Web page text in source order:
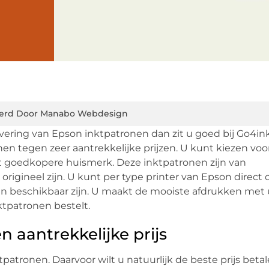
Door Manabo Webdesign
van Epson inktpatronen dan zit u goed bij
tegen zeer aantrekkelijke prijzen. U kunt kiezen
huismerk. Deze inktpatronen zijn van
zijn. U kunt per type printer van Epson direct
beschikbaar zijn. U maakt de mooiste afdrukken met
bestelt.
aantrekkelijke prijs
Daarvoor wilt u natuurlijk de beste prijs